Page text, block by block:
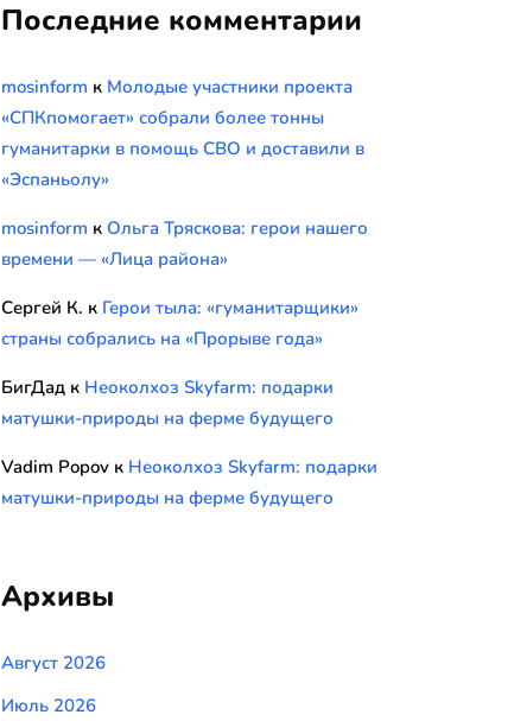
Последние комментарии
mosinform к Молодые участники проекта
«СПКпомогает» собрали более тонны
гуманитарки в помощь СВО и доставили в
«Эспаньолу»
mosinform к Ольга Тряскова: герои нашего
времени — «Лица района»
Сергей К. к Герои тыла: «гуманитарщики»
страны собрались на «Прорыве года»
БигДад к Неоколхоз Skyfarm: подарки
матушки-природы на ферме будущего
Vadim Popov к Неоколхоз Skyfarm: подарки
матушки-природы на ферме будущего
Архивы
Август 2026
Июль 2026